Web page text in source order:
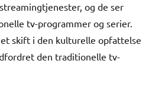
og de ser
tv-programmer og serier.
skift i den kulturelle opfattelse
den traditionelle tv-